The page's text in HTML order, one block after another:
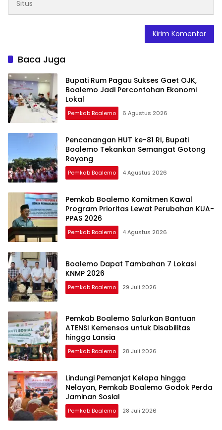
Baca Juga
Bupati Rum Pagau Sukses Gaet OJK,
Boalemo Jadi Percontohan Ekonomi
Lokal
Pemkab Boalemo 6 Agustus 2026
Pencanangan HUT ke-81 RI, Bupati
Boalemo Tekankan Semangat Gotong
Royong
Pemkab Boalemo 4 Agustus 2026
Pemkab Boalemo Komitmen Kawal
Program Prioritas Lewat Perubahan KUA-
PPAS 2026
Pemkab Boalemo 4 Agustus 2026
Boalemo Dapat Tambahan 7 Lokasi
KNMP 2026
Pemkab Boalemo 29 Juli 2026
Pemkab Boalemo Salurkan Bantuan
ATENSI Kemensos untuk Disabilitas
hingga Lansia
Pemkab Boalemo 28 Juli 2026
Lindungi Pemanjat Kelapa hingga
Nelayan, Pemkab Boalemo Godok Perda
Jaminan Sosial
Pemkab Boalemo 28 Juli 2026